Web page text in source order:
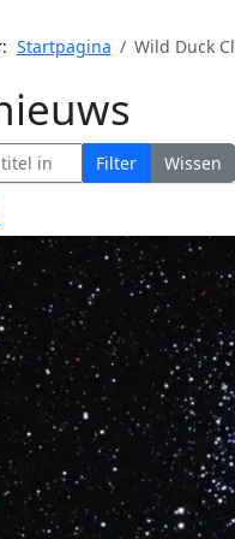
Startpagina Wild Duck
in Filter Wissen